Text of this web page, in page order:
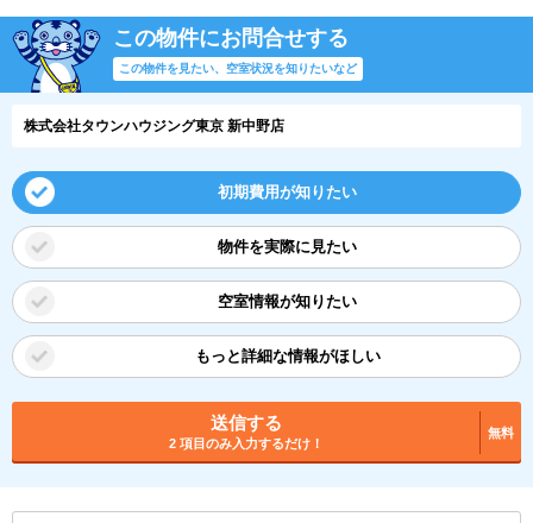
この物件にお問合せする
この物件を見たい、空室状況を知りたいなど
株式会社タウンハウジング東京 新中野店
初期費用が知りたい
物件を実際に見たい
空室情報が知りたい
もっと詳細な情報がほしい
送信する
2 項目のみ入力するだけ！
無料